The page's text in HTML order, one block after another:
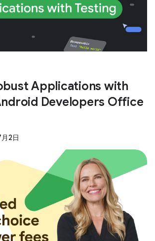
Applications with
Developers Office
2日